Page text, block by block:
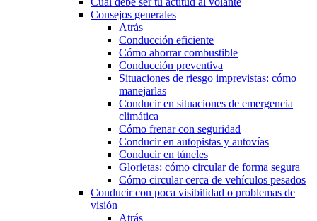
Consejos generales
Atrás
Conducción eficiente
Cómo ahorrar combustible
Conducción preventiva
Situaciones de riesgo imprevistas: cómo
manejarlas
Conducir en situaciones de emergencia
climática
Cómo frenar con seguridad
Conducir en autopistas y autovías
Conducir en túneles
Glorietas: cómo circular de forma segura
Cómo circular cerca de vehículos pesados
Conducir con poca visibilidad o problemas de
visión
Atrás